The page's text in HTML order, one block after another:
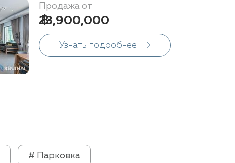
Продажа от
฿ 23,900,000
Узнать подробнее
# Парковка